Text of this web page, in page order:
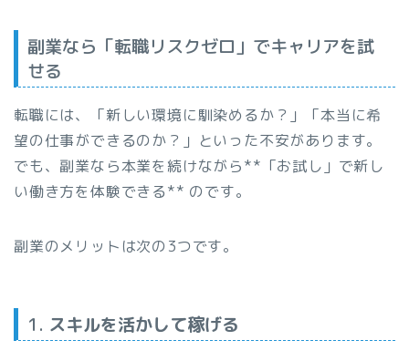
副業なら「転職リスクゼロ」でキャリアを試
せる
転職には、「新しい環境に馴染めるか？」「本当に希
望の仕事ができるのか？」といった不安があります。
でも、副業なら本業を続けながら**「お試し」で新し
い働き方を体験できる** のです。
副業のメリットは次の3つです。
1. スキルを活かして稼げる